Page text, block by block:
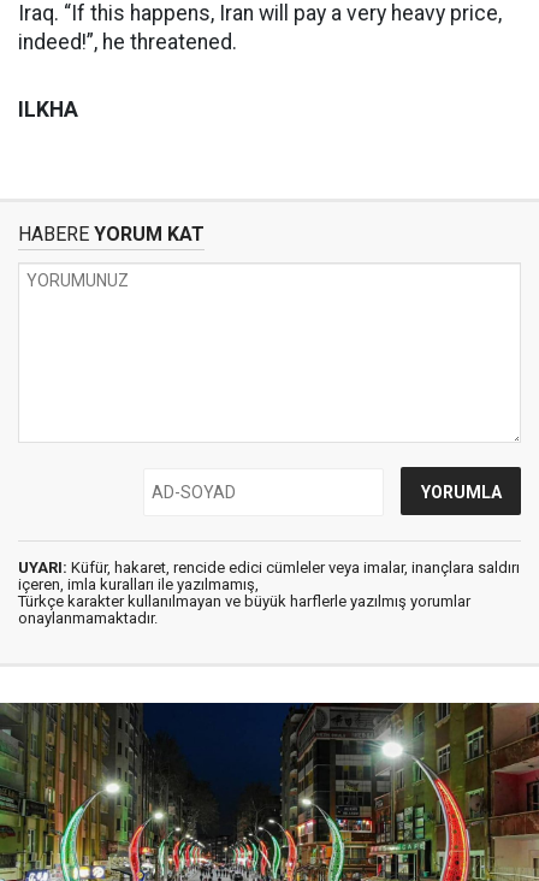
Iraq. “If this happens, Iran will pay a very heavy price,
indeed!”, he threatened.
ILKHA
HABERE YORUM KAT
UYARI: Küfür, hakaret, rencide edici cümleler veya imalar, inançlara saldırı
içeren, imla kuralları ile yazılmamış,
Türkçe karakter kullanılmayan ve büyük harflerle yazılmış yorumlar
onaylanmamaktadır.